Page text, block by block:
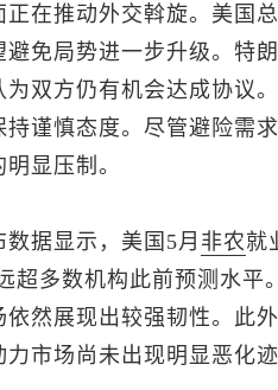
正在推动外交斡旋。美国
免局势进一步升级。特
为双方仍有机会达成协议
持谨慎态度。尽管避险需
显压制。
据显示，美国5月 非农就
超多数机构此前预测水平
然展现出较强韧性。此
市场尚未出现明显恶化